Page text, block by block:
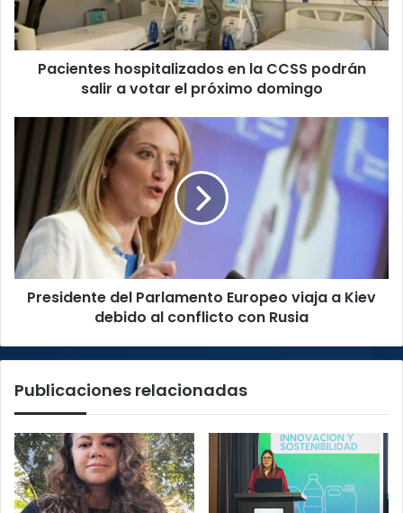
salir
a
votar
Pacientes hospitalizados en la CCSS podrán
salir a votar el próximo domingo
Parlamento
Kiev
debido
al
conflicto
Presidente del Parlamento Europeo viaja a Kiev
debido al conflicto con Rusia
Publicaciones relacionadas